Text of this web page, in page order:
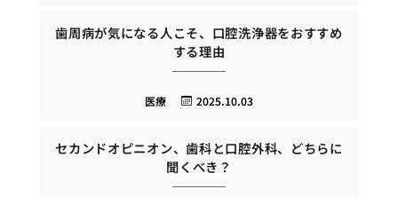
歯周病が気になる人こそ、口腔洗浄器をおすすめ
する理由
2025.10.03
医療
セカンドオピニオン、歯科と口腔外科、どちらに
聞くべき？